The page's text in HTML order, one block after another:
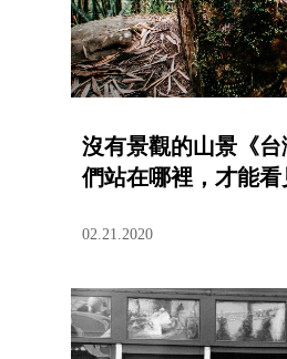
沒有景觀的山景《
們站在哪裡，才能看
02.21.2020